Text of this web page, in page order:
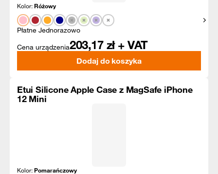
Kolor:Różowy
Płatne Jednorazowo
Cena urządzenia203,17 zł + VAT
Dodaj do koszyka
Etui Silicone Apple Case z MagSafe iPhone
12 Mini
Kolor:Pomarańczowy